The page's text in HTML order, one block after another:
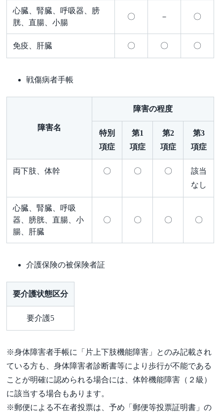
心臓、腎臓、呼吸器、膀
胱、直腸、小腸
〇 － 〇
免疫、肝臓 〇 〇 〇
戦傷病者手帳
障害名
障害の程度
特別
項症
第1
項症
第2
項症
第3
項症
両下肢、体幹 〇 〇 〇
該当
なし
心臓、腎臓、呼吸
器、膀胱、直腸、小
腸、肝臓
〇 〇 〇 〇
介護保険の被保険者証
要介護状態区分
要介護5
※身体障害者手帳に「片上下肢機能障害」とのみ記載され
ている方も、身体障害者診断書等により歩行が不能である
ことが明確に認められる場合には、体幹機能障害（２級）
に該当する場合もあります。
※郵便による不在者投票は、予め「郵便等投票証明書」の